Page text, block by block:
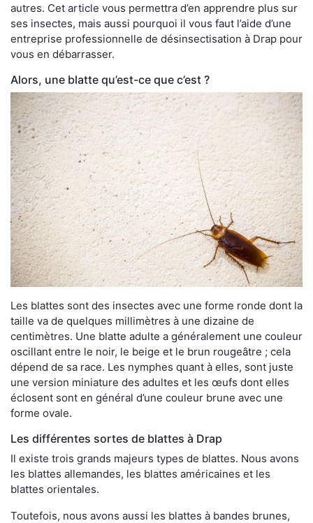
autres. Cet article vous permettra d’en apprendre plus sur
ses insectes, mais aussi pourquoi il vous faut l’aide d’une
entreprise professionnelle de désinsectisation à Drap pour
vous en débarrasser.
Alors, une blatte qu’est-ce que c’est ?
Les blattes sont des insectes avec une forme ronde dont la
taille va de quelques millimètres à une dizaine de
centimètres. Une blatte adulte a généralement une couleur
oscillant entre le noir, le beige et le brun rougeâtre ; cela
dépend de sa race. Les nymphes quant à elles, sont juste
une version miniature des adultes et les œufs dont elles
éclosent sont en général d’une couleur brune avec une
forme ovale.
Les différentes sortes de blattes à Drap
Il existe trois grands majeurs types de blattes. Nous avons
les blattes allemandes, les blattes américaines et les
blattes orientales.
Toutefois, nous avons aussi les blattes à bandes brunes,